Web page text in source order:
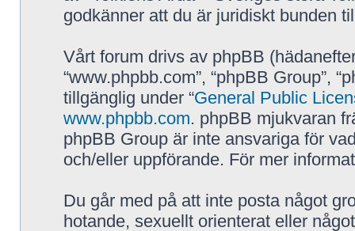
godkänner att du är juridiskt bunden
Vårt forum drivs av phpBB (hädanefter
“www.phpbb.com”, “phpBB Group”,
tillgänglig under “General Public
www.phpbb.com. phpBB mjukvaran
phpBB Group är inte ansvariga för
och/eller uppförande. För mer
Du går med på att inte posta något
hotande, sexuellt orienterat eller